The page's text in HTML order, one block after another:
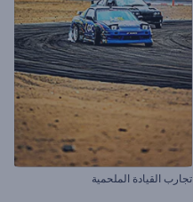
تجارب القيادة الملحمية